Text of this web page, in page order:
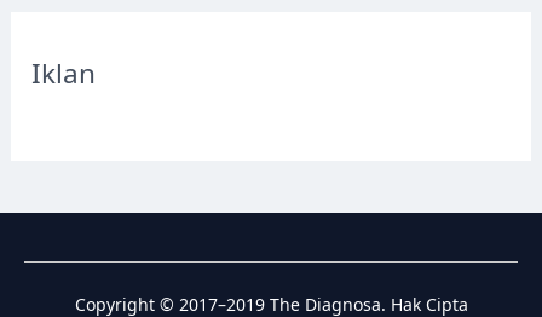
c
r
:
Iklan
Copyright © 2017–2019 The Diagnosa. Hak Cipta